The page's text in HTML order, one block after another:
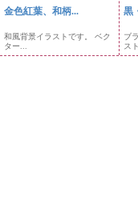
金色紅葉、和柄...
和風背景イラストです。 ベク
ター...
黒
ブ
ス